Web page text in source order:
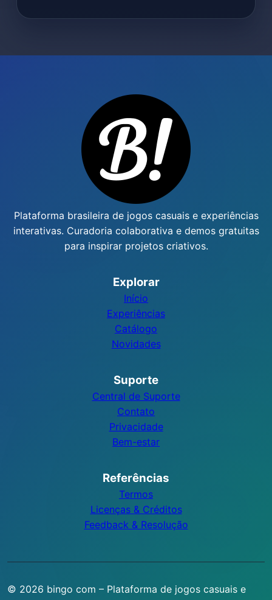
Plataforma brasileira de jogos casuais e experiências
interativas. Curadoria colaborativa e demos gratuitas
para inspirar projetos criativos.
Explorar
Início
Experiências
Catálogo
Novidades
Suporte
Central de Suporte
Contato
Privacidade
Bem-estar
Referências
Termos
Licenças & Créditos
Feedback & Resolução
© 2026 bingo com – Plataforma de jogos casuais e